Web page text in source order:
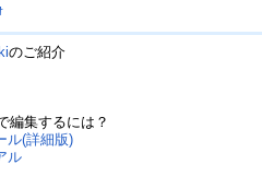
のご紹介
編集するには？
ル(詳細版)
ル